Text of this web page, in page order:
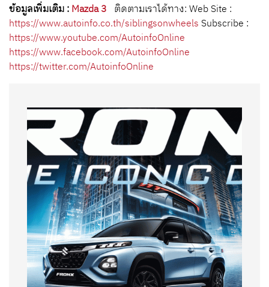
ข้อมูลเพิ่มเติม :Mazda 3 ติดตามเราได้ทาง:Web Site :
https://www.autoinfo.co.th/siblingsonwheels Subscribe :
https://www.youtube.com/AutoinfoOnline
https://www.facebook.com/AutoinfoOnline
https://twitter.com/AutoinfoOnline